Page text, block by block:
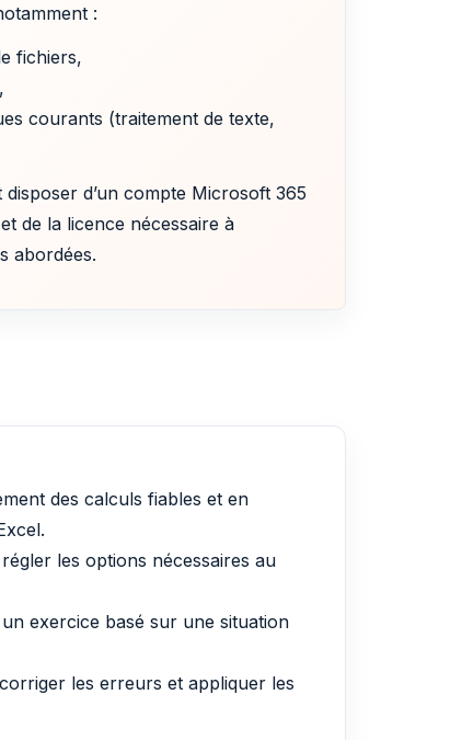
:
fichiers,
courants (traitement de texte,
d’un compte Microsoft 365
et de la licence nécessaire à
abordées.
des calculs fiables et en
les options nécessaires au
exercice basé sur une situation
les erreurs et appliquer les